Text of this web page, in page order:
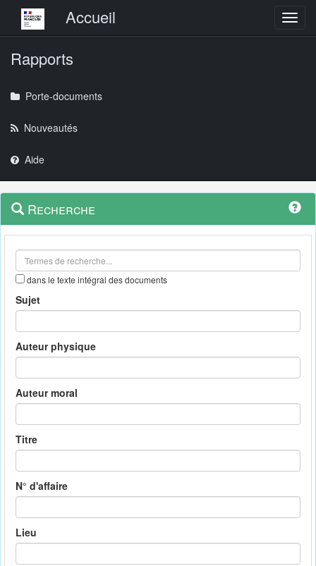
Menu principalAccueil
Rapports
Porte-documents
Nouveautés
Aide
Navigation
outils
Menu
contextuel
Recherche
dans le texte intégral des documents
Sujet
Auteur physique
Auteur moral
Titre
N° d'affaire
Lieu